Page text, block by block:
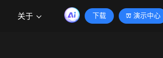
关于 下载 演示中心